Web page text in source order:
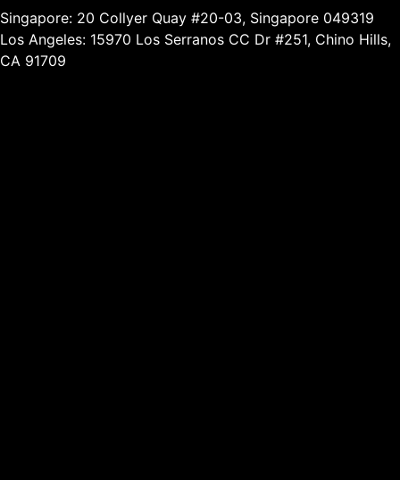
Singapore: 20 Collyer Quay #20-03, Singapore 049319
Los Angeles: 15970 Los Serranos CC Dr #251, Chino Hills,
CA 91709